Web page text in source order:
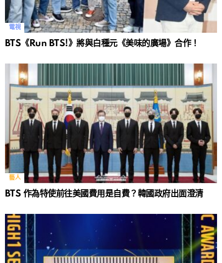
電視
BTS《Run BTS!》將與白種元《美味的廣場》合作！
藝人
BTS 作為特使前往美國費用是自費？韓國政府出面澄清